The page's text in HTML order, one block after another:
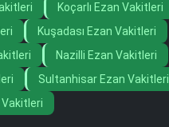
Koçarlı Ezan Vakitleri
Kuşadası Ezan Vakitleri
Nazilli Ezan Vakitleri
Sultanhisar Ezan Vakitleri